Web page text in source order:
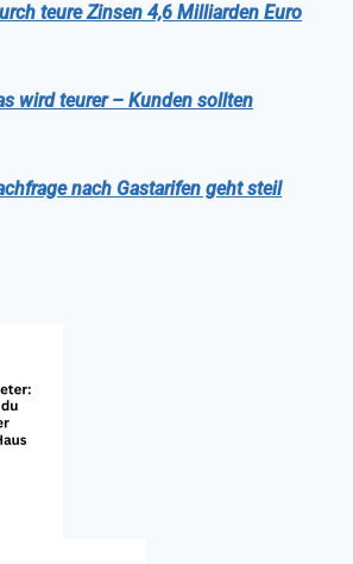
teure Zinsen 4,6 Milliarden Euro
wird teurer – Kunden sollten
nach Gastarifen geht steil